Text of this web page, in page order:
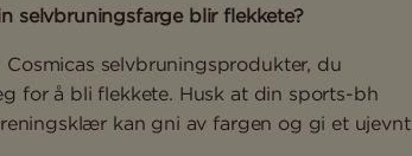
selvbruningsfarge blir flekkete?
selvbruningsprodukter, du
for å bli flekkete. Husk at din sports-bh
kan gni av fargen og gi et ujevnt